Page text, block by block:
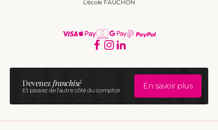
L'école FAUCHON
paiement
missing:
Devenezfranchisé
Et passez de l’autre côté du comptoir En savoir plus